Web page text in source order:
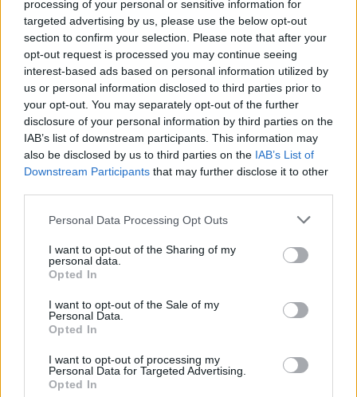
processing of your personal or sensitive information for
targeted advertising by us, please use the below opt-out
section to confirm your selection. Please note that after your
opt-out request is processed you may continue seeing
interest-based ads based on personal information utilized by
us or personal information disclosed to third parties prior to
your opt-out. You may separately opt-out of the further
disclosure of your personal information by third parties on the
IAB’s list of downstream participants. This information may
also be disclosed by us to third parties on the IAB’s List of
Downstream Participants that may further disclose it to other
Personal Data Processing Opt Outs
I want to opt-out of the Sharing of my
personal data.
Opted In
I want to opt-out of the Sale of my
Personal Data.
Opted In
I want to opt-out of processing my
Personal Data for Targeted Advertising.
Opted In
KAPCSOLÓDÓ CIKKEK TÖBB A SZERZŐTŐL
Elektromos
autó
Tesla: visszatért a régi árazás a magyar
Supercharger-hálózaton
Elektromos
Csúcsidőn kívül 80 Ft/kWh,
csúcsidőben 200 Ft/kWh: így alakul át a
Elektromos
10 millió Tesla gördült le a szalagról –
de valami elromlott közben